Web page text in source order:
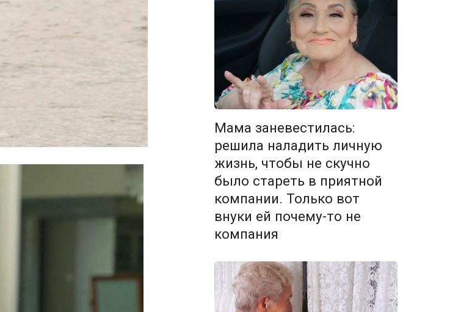
Мама заневестилась:
решила наладить личную
жизнь, чтобы не скучно
было стареть в приятной
компании. Только вот
внуки ей почему-то не
компания